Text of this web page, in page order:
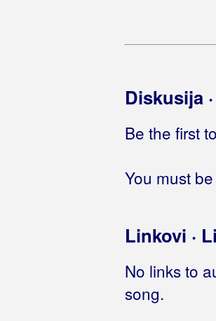
Diskusija
Be the first
You must
Linkovi ·
No links to
song.